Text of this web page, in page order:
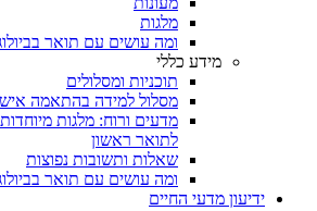
מלגות
ומה עושים עם תואר
מידע כללי
תוכניות ומסלולים
מסלול למידה בהתאמה
מדעים ורוח: מלגות
לתואר ראשון
שאלות ותשובות נפוצות
ומה עושים עם תואר
ידיעון מדעי החיים